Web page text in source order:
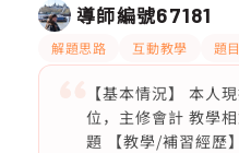
導師編號67181
解題思路 互動教學 題
【基本情況】 本人
位，主修會計 教學
題 【教學/補習經歷